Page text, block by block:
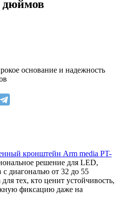
дюймов
основание и надежность
кронштейн Arm media PT-
решение для LED,
диагональю от 32 до 55
тех, кто ценит устойчивость,
фиксацию даже на